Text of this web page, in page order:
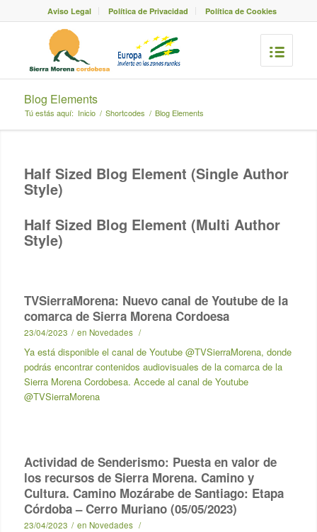
Aviso Legal Política de Privacidad Política de Cookies
Blog Elements
Tú estás aquí: Inicio / Shortcodes / Blog Elements
Half Sized Blog Element (Single Author
Style)
Half Sized Blog Element (Multi Author
Style)
TVSierraMorena: Nuevo canal de Youtube de la
comarca de Sierra Morena Cordoesa
23/04/2023 / en Novedades /
Ya está disponible el canal de Youtube @TVSierraMorena, donde
podrás encontrar contenidos audiovisuales de la comarca de la
Sierra Morena Cordobesa. Accede al canal de Youtube
@TVSierraMorena
Actividad de Senderismo: Puesta en valor de
los recursos de Sierra Morena. Camino y
Cultura. Camino Mozárabe de Santiago: Etapa
Córdoba – Cerro Muriano (05/05/2023)
23/04/2023 / en Novedades /